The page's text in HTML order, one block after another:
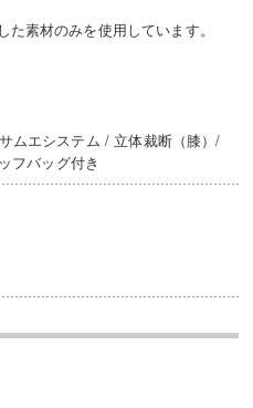
素材のみを使用しています。
ムエシステム / 立体裁断（膝）/
フバッグ付き